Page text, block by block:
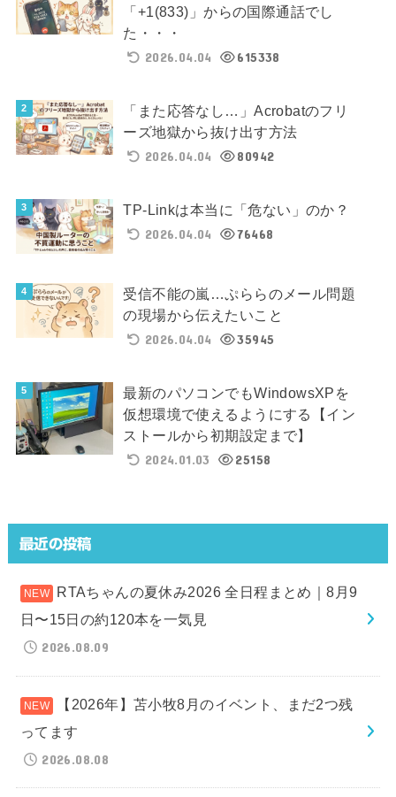
「+1(833)」からの国際通話でし
た・・・
2026.04.04
615338
「また応答なし…」Acrobatのフリ
ーズ地獄から抜け出す方法
2026.04.04
80942
TP-Linkは本当に「危ない」のか？
2026.04.04
76468
受信不能の嵐…ぷららのメール問題
の現場から伝えたいこと
2026.04.04
35945
最新のパソコンでもWindowsXPを
仮想環境で使えるようにする【イン
ストールから初期設定まで】
2024.01.03
25158
最近の投稿
RTAちゃんの夏休み2026 全日程まとめ｜8月9
日〜15日の約120本を一気見
2026.08.09
【2026年】苫小牧8月のイベント、まだ2つ残
ってます
2026.08.08